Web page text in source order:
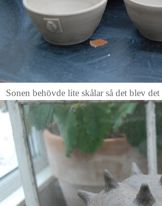
Sonen behövde lite skålar så det blev